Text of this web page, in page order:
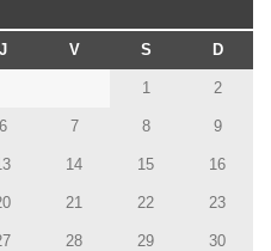
J V S D
1 2
6 7 8 9
14 15 16
21 22 23
28 29 30